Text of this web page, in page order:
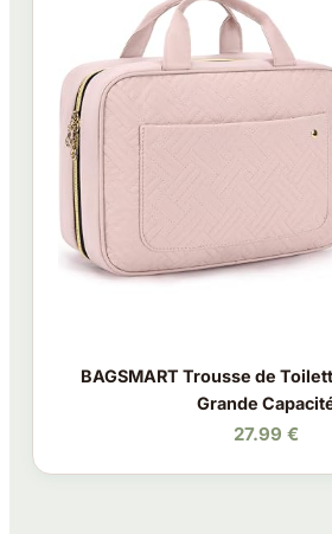
BAGSMART Trousse de
Grande
27.99 €